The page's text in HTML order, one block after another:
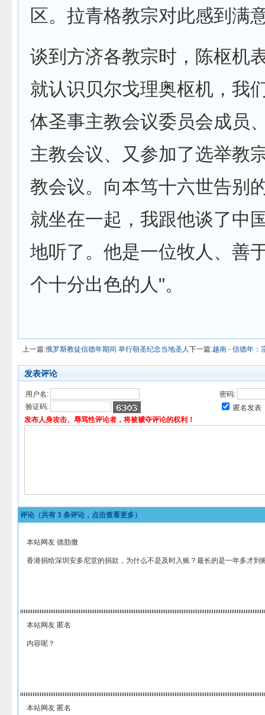
区。拉青格教宗对此感到满
谈到方济各教宗时，陈枢机
就认识贝尔戈理奥枢机，我
体圣事主教会议委员会成员
主教会议、又参加了选举教
教会议。向本笃十六世告别
就坐在一起，我跟他谈了中
地听了。他是一位牧人、善
个十分出色的人"。
上一篇:俄罗斯教徒信德年期间 举行朝圣纪念当地圣人下一篇:越南 - 信德年：
发表评论
用户名:
密码:
验证码:
匿名发表
发布人身攻击、辱骂性评论者，将被褫夺评论的权利！
评论（共有 3 条评论，点击查看更多）
本站网友 德肋撒
香港捐给深圳安多尼堂的捐款，为什么不是及时入账？最长的是一年多才到
本站网友 匿名
内容呢？
本站网友 匿名